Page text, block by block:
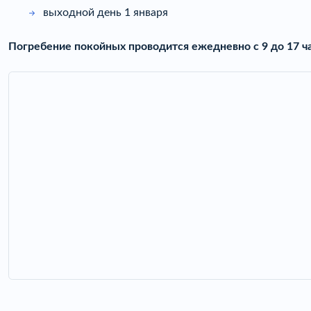
выходной день 1 января
Погребение покойных проводится ежедневно с 9 до 17